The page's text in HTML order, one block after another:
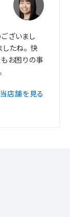
ざいまし
たね。 快
お困りの事
店舗を見る